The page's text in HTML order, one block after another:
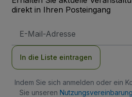
direkt in Ihren Posteingang
Mail-
In die Liste eintragen
Indem Sie sich anmelden oder ein
Sie unseren